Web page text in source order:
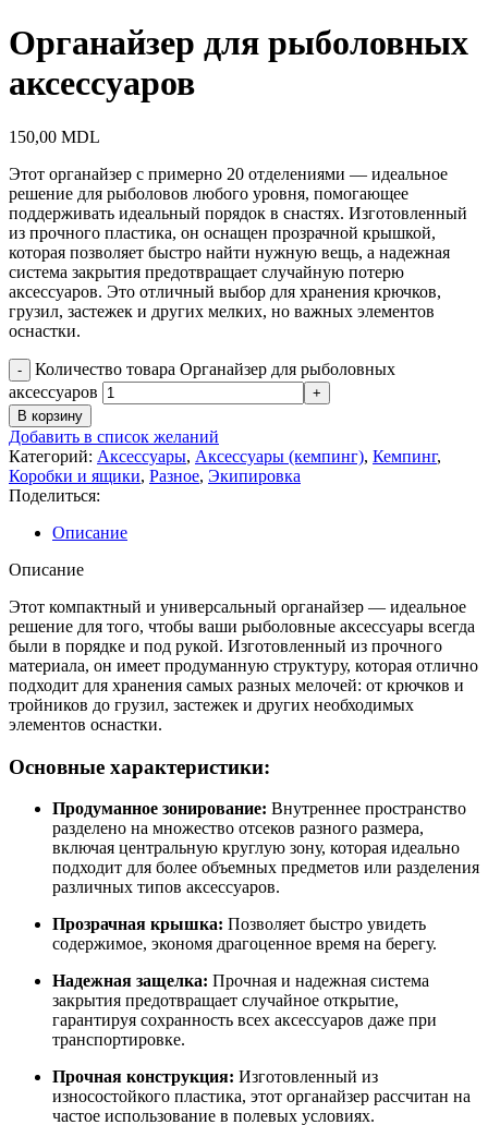
Органайзер для рыболовных
аксессуаров
150,00 MDL
Этот органайзер с примерно 20 отделениями — идеальное
решение для рыболовов любого уровня, помогающее
поддерживать идеальный порядок в снастях. Изготовленный
из прочного пластика, он оснащен прозрачной крышкой,
которая позволяет быстро найти нужную вещь, а надежная
система закрытия предотвращает случайную потерю
аксессуаров. Это отличный выбор для хранения крючков,
грузил, застежек и других мелких, но важных элементов
оснастки.
Количество товара Органайзер для рыболовных
аксессуаров
В корзину
Добавить в список желаний
Категорий: Аксессуары, Аксессуары (кемпинг), Кемпинг,
Коробки и ящики, Разное, Экипировка
Поделиться:
Описание
Описание
Этот компактный и универсальный органайзер — идеальное
решение для того, чтобы ваши рыболовные аксессуары всегда
были в порядке и под рукой. Изготовленный из прочного
материала, он имеет продуманную структуру, которая отлично
подходит для хранения самых разных мелочей: от крючков и
тройников до грузил, застежек и других необходимых
элементов оснастки.
Основные характеристики:
Продуманное зонирование: Внутреннее пространство
разделено на множество отсеков разного размера,
включая центральную круглую зону, которая идеально
подходит для более объемных предметов или разделения
различных типов аксессуаров.
Прозрачная крышка: Позволяет быстро увидеть
содержимое, экономя драгоценное время на берегу.
Надежная защелка: Прочная и надежная система
закрытия предотвращает случайное открытие,
гарантируя сохранность всех аксессуаров даже при
транспортировке.
Прочная конструкция: Изготовленный из
износостойкого пластика, этот органайзер рассчитан на
частое использование в полевых условиях.